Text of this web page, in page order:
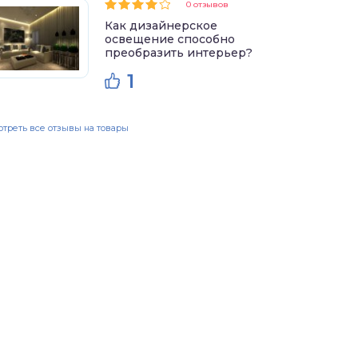
0 отзывов
Как дизайнерское
освещение способно
преобразить интерьер?
1
все отзывы на товары